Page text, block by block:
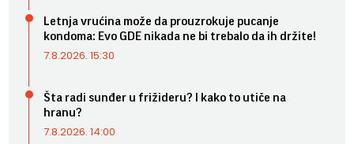
Letnja vrućina može da prouzrokuje pucanje
kondoma: Evo GDE nikada ne bi trebalo da ih držite!
7.8.2026. 15:30
Šta radi sunđer u frižideru? I kako to utiče na
hranu?
7.8.2026. 14:00